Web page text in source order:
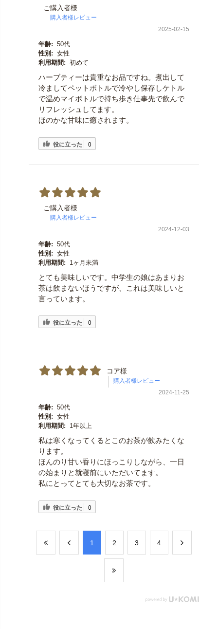
ご購入者様
2025-02-15
年齢: 50代
性別: 女性
利用期間: 初めて
ハーブティーは貴重なお品ですね。煮出して
冷ましてペットボトルで冷やし保存しケトル
で温めマイボトルで持ち歩き仕事先で飲んで
リフレッシュしてます。
ほのかな甘味に癒されます。
役に立った 0
ご購入者様
2024-12-03
年齢: 50代
性別: 女性
利用期間:
1ヶ月未満
とても美味しいです。中学生の娘はあまりお
茶は飲まないほうですが、これは美味しいと
言っています。
役に立った 0
コア様
2024-11-25
年齢: 50代
性別: 女性
利用期間:
1年以上
私は寒くなってくるとこのお茶が飲みたくな
ります。
ほんのり甘い香りにほっこりしながら、一日
の始まりと就寝前にいただいてます。
私にとってとても大切なお茶です。
役に立った 0
​1 ​2 ​3 ​4